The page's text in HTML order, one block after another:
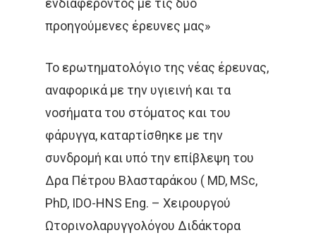
ενδιαφέροντος με τις δύο
προηγούμενες έρευνες μας»
Το ερωτηματολόγιο της νέας έρευνας,
αναφορικά με την υγιεινή και τα
νοσήματα του στόματος και του
φάρυγγα, καταρτίσθηκε με την
συνδρομή και υπό την επίβλεψη του
Δρα Πέτρου Βλασταράκου ( MD, MSc,
PhD, IDO-HNS Eng. – Χειρουργού
Ωτορινολαρυγγολόγου Διδάκτορα
ΔΡ. ΔΈΣΠΟΙΝΑ ΚΑΤΣΏΧΗ
ΚΑΡΚΊΝΟΣ ΤΟΥ ΜΑΣΤΟΎ
ΚΑΡΚΊΝΟΣ ΤΟΥ
ΜΑΣΤΌΣ
ΟΓΚΟΛΟΓΊΑ
ΣΤΕΡΕΟΤΑΚΤΙΚΉ